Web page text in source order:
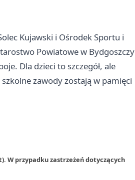
Kujawski i Ośrodek Sportu i
Powiatowe w Bydgoszczy
Dla dzieci to szczegół, ale
zawody zostają w pamięci
W przypadku zastrzeżeń dotyczących